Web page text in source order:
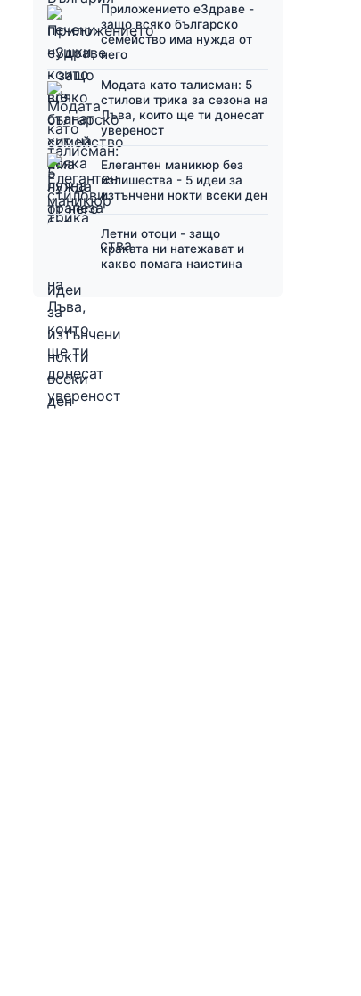
Приложението еЗдраве -
защо всяко българско
семейство има нужда от
него
Модата като талисман: 5
стилови трика за сезона на
Лъва, които ще ти донесат
увереност
Елегантен маникюр без
излишества - 5 идеи за
изтънчени нокти всеки ден
Летни отоци - защо
краката ни натежават и
какво помага наистина